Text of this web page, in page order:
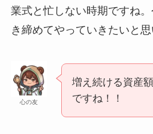
業式と忙しない時期ですね。
き締めてやっていきたいと思
心の友
増え続ける資産
ですね！！